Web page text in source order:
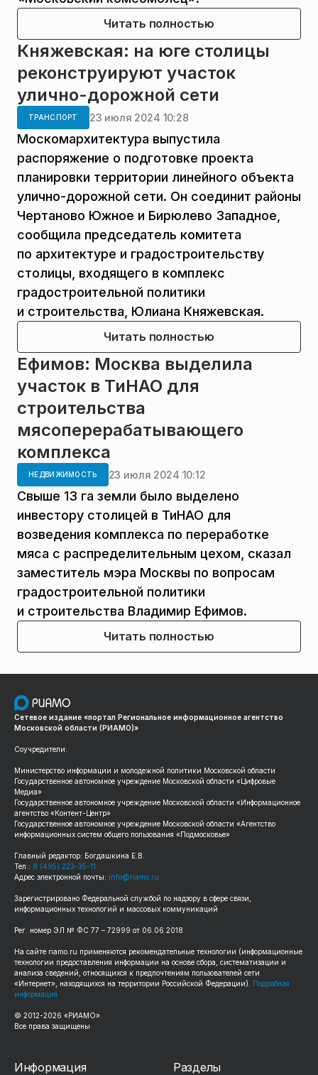
Читать полностью
Княжевская: на юге столицы
реконструируют участок
улично-дорожной сети
ТРАНСПОРТ 23 июля 2024 10:28
Москомархитектура выпустила
распоряжение о подготовке проекта
планировки территории линейного объекта
улично-дорожной сети. Он соединит районы
Чертаново Южное и Бирюлево Западное,
сообщила председатель комитета
по архитектуре и градостроительству
столицы, входящего в комплекс
градостроительной политики
и строительства, Юлиана Княжевская.
Читать полностью
Ефимов: Москва выделила
участок в ТиНАО для
строительства
мясоперерабатывающего
комплекса
НЕДВИЖИМОСТЬ 23 июля 2024 10:12
Свыше 13 га земли было выделено
инвестору столицей в ТиНАО для
возведения комплекса по переработке
мяса с распределительным цехом, сказал
заместитель мэра Москвы по вопросам
градостроительной политики
и строительства Владимир Ефимов.
Читать полностью
Сетевое издание «портал Региональное информационное агентство
Московской области (РИАМО)»
Соучредители:
Министерство информации и молодежной политики Московской области
Государственное автономное учреждение Московской области «Цифровые
Медиа»
Государственное автономное учреждение Московской области «Информационное
агентство «Контент-Центр»
Государственное автономное учреждение Московской области «Агентство
информационных систем общего пользования «Подмосковье»
Главный редактор: Богдашкина Е.В.
Тел.: 8 (495) 223-35-11
Адрес электронной почты: info@riamo.ru
Зарегистрировано Федеральной службой по надзору в сфере связи,
информационных технологий и массовых коммуникаций
Рег. номер ЭЛ № ФС 77 – 72999 от 06.06.2018
На сайте riamo.ru применяются рекомендательные технологии (информационные
технологии предоставления информации на основе сбора, систематизации и
анализа сведений, относящихся к предпочтениям пользователей сети
«Интернет», находящихся на территории Российской Федерации). Подробная
информация
© 2012-2026 «РИАМО».
Все права защищены
Информация Разделы